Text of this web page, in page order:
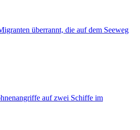
überrannt, die auf dem Seeweg
auf zwei Schiffe im